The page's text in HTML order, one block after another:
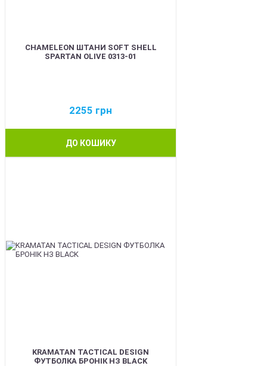
CHAMELEON ШТАНИ SOFT SHELL
SPARTAN OLIVE 0313-01
2255 грн
ДО КОШИКУ
KRAMATAN TACTICAL DESIGN
ФУТБОЛКА БРОНІК НЗ BLACK